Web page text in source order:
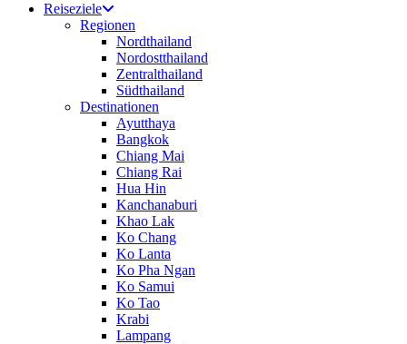
Reiseziele
Regionen
Nordthailand
Nordostthailand
Zentralthailand
Südthailand
Destinationen
Ayutthaya
Bangkok
Chiang Mai
Chiang Rai
Hua Hin
Kanchanaburi
Khao Lak
Ko Chang
Ko Lanta
Ko Pha Ngan
Ko Samui
Ko Tao
Krabi
Lampang